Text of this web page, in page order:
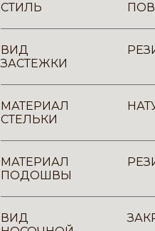
СТИЛЬ
ВИД
ЗАСТЕЖКИ
МАТЕРИАЛ
СТЕЛЬКИ
МАТЕРИАЛ
ПОДОШВЫ
ВИД